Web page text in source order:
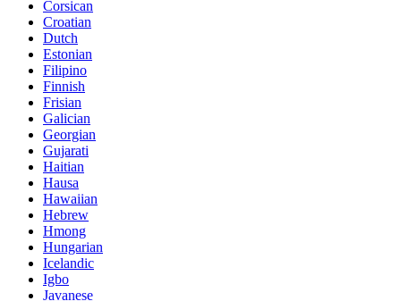
Corsican
Croatian
Dutch
Estonian
Filipino
Finnish
Frisian
Galician
Georgian
Gujarati
Haitian
Hausa
Hawaiian
Hebrew
Hmong
Hungarian
Icelandic
Igbo
Javanese